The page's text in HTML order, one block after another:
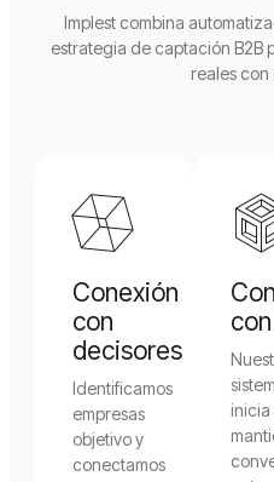
Implest combina
estrategia de captación B2B
reales con
Conexión
con
decisores
Identificamos
empresas
objetivo y
conectamos
inicia